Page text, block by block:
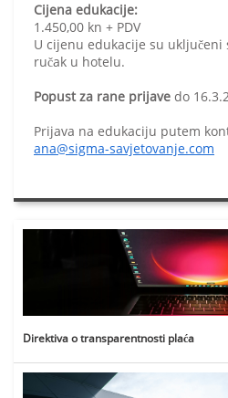
Cijena edukacije:
1.450,00 kn + PDV
U cijenu edukacije su
ručak u hotelu.
Popust za rane prijave do
Prijava na edukaciju putem
ana@sigma-savjetovanje.com
Direktiva o transparentnosti plaća